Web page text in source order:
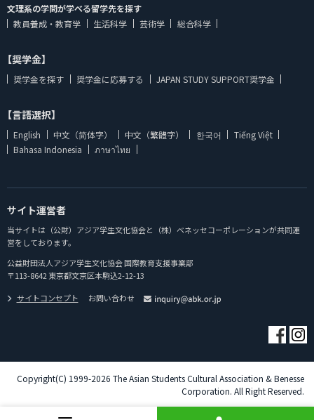
文理系の学問が学べる留学先を探す
教員養成・教育学
生活科学 芸術学 総合科学
【奨学金】
奨学金を探す 奨学金に応募する JAPAN STUDY SUPPORT奨学金
【言語選択】
English 中文（简体字） 中文（繁體字） 한국어
Tiếng Việt
Bahasa Indonesia
ภาษาไทย
サイト運営者
当サイトは（公財）アジア学生文化協会と（株）ベネッセコーポレーションが共同運
営をしております。
公益財団法人アジア学生文化協会 国際教育支援事業部
〒113-8642 東京都文京区本駒込2-12-13
サイトコンセプト
お問い合わせ
Copyright(C) 1999-2026 The Asian Students Cultural Association & Benesse
Corporation. All Right Reserved.